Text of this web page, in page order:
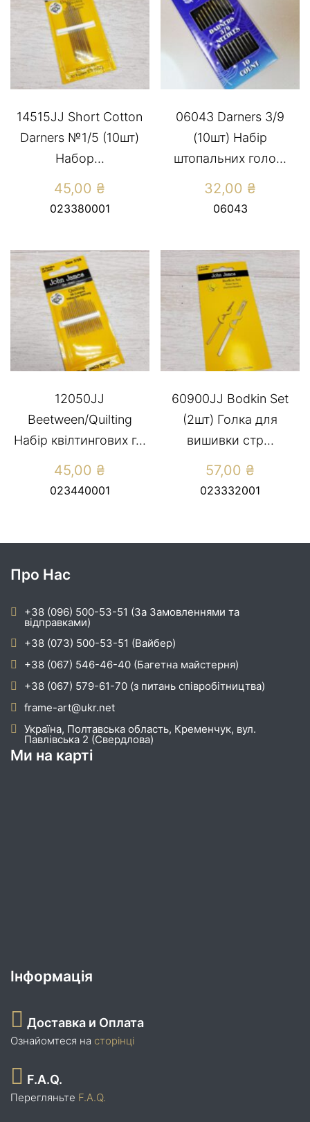
14515JJ Short Cotton
Darners №1/5 (10шт)
Набор...
45,00 ₴
023380001
06043 Darners 3/9
(10шт) Набір
штопальних голо...
32,00 ₴
06043
12050JJ
Beetween/Quilting
Набір квілтингових г...
45,00 ₴
023440001
60900JJ Bodkin Set
(2шт) Голка для
вишивки стр...
57,00 ₴
023332001
Про Нас
+38 (096) 500-53-51 (За Замовленнями та
відправками)
+38 (073) 500-53-51 (Вайбер)
+38 (067) 546-46-40 (Багетна майстерня)
+38 (067) 579-61-70 (з питань співробітництва)
frame-art@ukr.net
Україна, Полтавська область, Кременчук, вул.
Павлівська 2 (Свердлова)
Ми на карті
Інформація
Доставка и Оплата
Ознайомтеся на сторінці
F.A.Q.
Перегляньте F.A.Q.